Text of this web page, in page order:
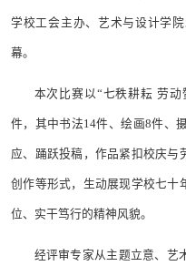
学校工会主办、艺术与设计学
幕。
本次比赛以“七秩耕耘 劳
件，其中书法14件、绘画8件、
应、踊跃投稿，作品紧扣校庆与
创作等形式，生动展现学校七十
位、实干笃行的精神风貌。
经评审专家从主题立意、艺